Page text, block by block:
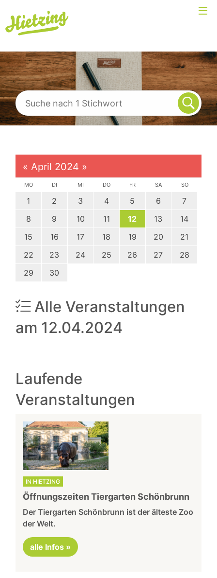
« April 2024 »
MO DI MI DO FR SA SO
1 2 3 4 5 6
7
8
9 10 11 12 13
14
15
16 17 18 19 20
21
22
23 24 25 26 27
28
29
30
Alle Veranstaltungen
am 12.04.2024
Laufende
Veranstaltungen
IN HIETZING
Öffnungszeiten Tiergarten Schönbrunn
Der Tiergarten Schönbrunn ist der älteste Zoo
der Welt.
alle Infos »